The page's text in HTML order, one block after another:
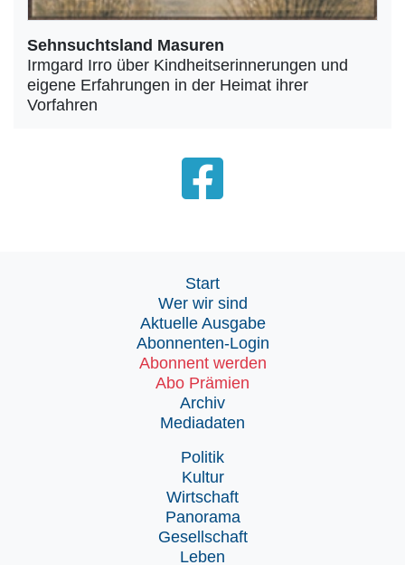
Sehnsuchtsland Masuren
Irmgard Irro über Kindheitserinnerungen und
eigene Erfahrungen in der Heimat ihrer
Vorfahren
Start
Wer wir sind
Aktuelle Ausgabe
Abonnenten-Login
Abonnent werden
Abo Prämien
Archiv
Mediadaten
Politik
Kultur
Wirtschaft
Panorama
Gesellschaft
Leben